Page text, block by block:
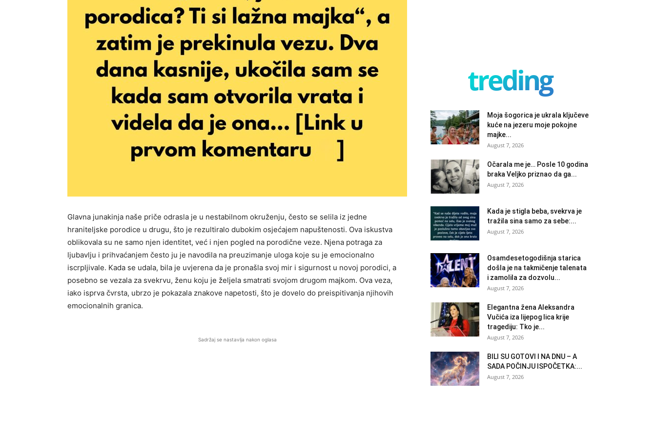
Glavna junakinja naše priče odrasla je u nestabilnom okruženju, često se selila iz jedne
hraniteljske porodice u drugu, što je rezultiralo dubokim osjećajem napuštenosti. Ova iskustva
oblikovala su ne samo njen identitet, već i njen pogled na porodične veze. Njena potraga za
ljubavlju i prihvaćanjem često ju je navodila na preuzimanje uloga koje su je emocionalno
iscrpljivale. Kada se udala, bila je uvjerena da je pronašla svoj mir i sigurnost u novoj porodici, a
posebno se vezala za svekrvu, ženu koju je željela smatrati svojom drugom majkom. Ova veza,
iako isprva čvrsta, ubrzo je pokazala znakove napetosti, što je dovelo do preispitivanja njihovih
emocionalnih granica.
Sadržaj se nastavlja nakon oglasa
treding
Moja šogorica je ukrala ključeve
kuće na jezeru moje pokojne
majke...
August 7, 2026
Očarala me je… Posle 10 godina
braka Veljko priznao da ga...
August 7, 2026
Kada je stigla beba, svekrva je
tražila sina samo za sebe:...
August 7, 2026
Osamdesetogodišnja starica
došla je na takmičenje talenata
i zamolila za dozvolu...
August 7, 2026
Elegantna žena Aleksandra
Vučića iza lijepog lica krije
tragediju: Tko je...
August 7, 2026
BILI SU GOTOVI I NA DNU – A
SADA POČINJU ISPOČETKA:...
August 7, 2026